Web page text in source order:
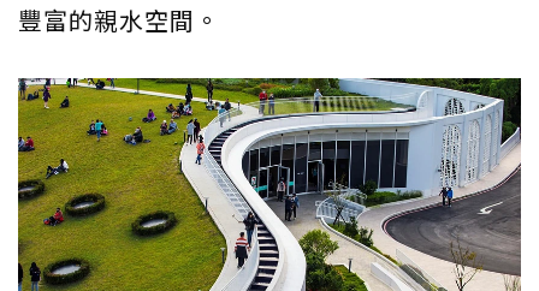
豐富的親水空間。